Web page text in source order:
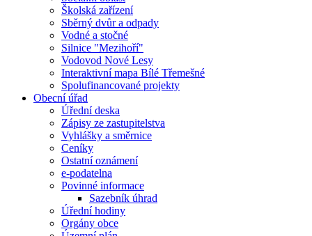
Školská zařízení
Sběrný dvůr a odpady
Vodné a stočné
Silnice "Mezihoří"
Vodovod Nové Lesy
Interaktivní mapa Bílé Třemešné
Spolufinancované projekty
Obecní úřad
Úřední deska
Zápisy ze zastupitelstva
Vyhlášky a směrnice
Ceníky
Ostatní oznámení
e-podatelna
Povinné informace
Sazebník úhrad
Úřední hodiny
Orgány obce